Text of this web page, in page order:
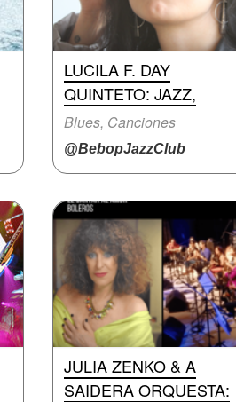
LUCILA F. DAY
QUINTETO: JAZZ,
Blues, Canciones
@BebopJazzClub
JULIA ZENKO & A
SAIDERA ORQUESTA: